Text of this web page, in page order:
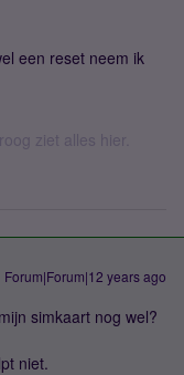
een reset neem ik
ziet alles hier.
Forum|Forum|12 years ago
simkaart nog wel?
niet.